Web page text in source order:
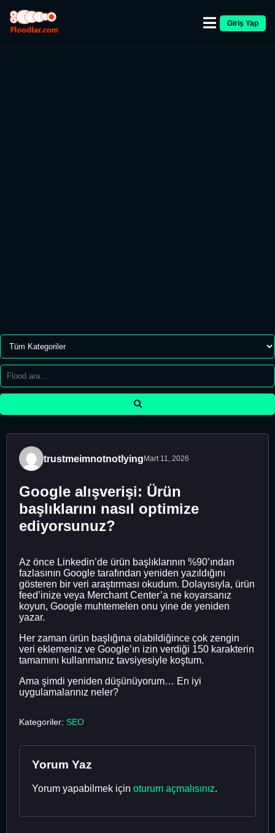
Giriş Yap
trustmeimnotnotlying Mart 11, 2026
Google alışverişi: Ürün
başlıklarını nasıl optimize
ediyorsunuz?
Az önce Linkedin’de ürün başlıklarının %90’ından
fazlasının Google tarafından yeniden yazıldığını
gösteren bir veri araştırması okudum. Dolayısıyla, ürün
feed’inize veya Merchant Center’a ne koyarsanız
koyun, Google muhtemelen onu yine de yeniden
yazar.
Her zaman ürün başlığına olabildiğince çok zengin
veri eklemeniz ve Google’ın izin verdiği 150 karakterin
tamamını kullanmanız tavsiyesiyle koştum.
Ama şimdi yeniden düşünüyorum… En iyi
uygulamalarınız neler?
Kategoriler: SEO
Yorum Yaz
Yorum yapabilmek için oturum açmalısınız.